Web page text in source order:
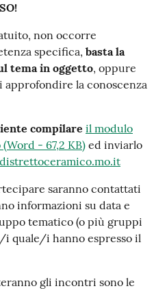
non occorre
specifica, basta la
tema in oggetto, oppure
approfondire la conoscenza
compilare il modulo
(Word - 67,2 KB) ed inviarlo
saranno contattati
informazioni su data e
tematico (o più gruppi
quale/i hanno espresso il
gli incontri sono le